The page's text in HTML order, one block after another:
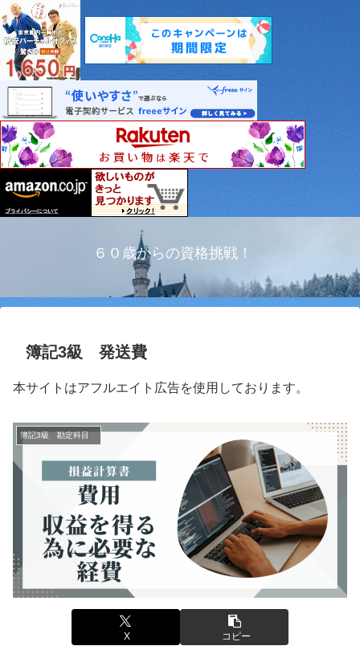
６０歳からの資格挑戦！
簿記3級 発送費
本サイトはアフルエイト広告を使用しております。
簿記3級 勘定科目
X コピー